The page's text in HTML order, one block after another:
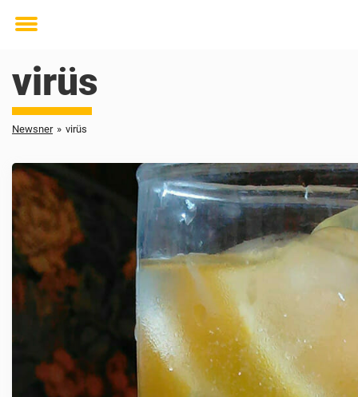
Toggle
virüs
Newsner » virüs